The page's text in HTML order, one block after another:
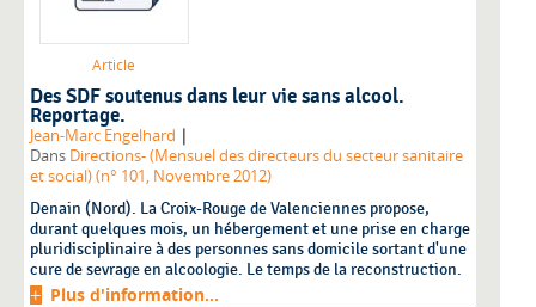
Article
Des SDF soutenus dans leur vie sans alcool.
Reportage.
Jean-Marc Engelhard |
Dans Directions- (Mensuel des directeurs du secteur sanitaire
et social) (n° 101, Novembre 2012)
Denain (Nord). La Croix-Rouge de Valenciennes propose,
durant quelques mois, un hébergement et une prise en charge
pluridisciplinaire à des personnes sans domicile sortant d'une
cure de sevrage en alcoologie. Le temps de la reconstruction.
Plus d'information...